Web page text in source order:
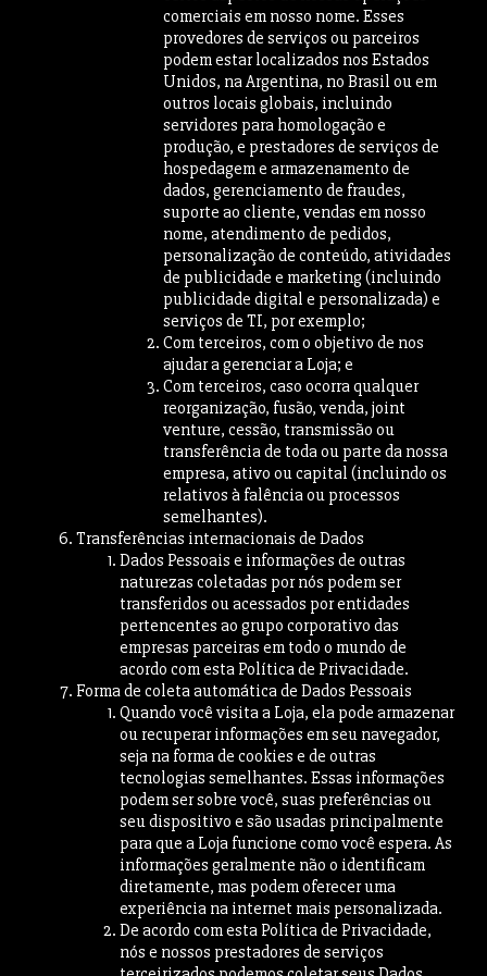
comerciais em nosso nome. Esses
provedores de serviços ou parceiros
podem estar localizados nos Estados
Unidos, na Argentina, no Brasil ou em
outros locais globais, incluindo
servidores para homologação e
produção, e prestadores de serviços de
hospedagem e armazenamento de
dados, gerenciamento de fraudes,
suporte ao cliente, vendas em nosso
nome, atendimento de pedidos,
personalização de conteúdo, atividades
de publicidade e marketing (incluindo
publicidade digital e personalizada) e
serviços de TI, por exemplo;
Com terceiros, com o objetivo de nos
ajudar a gerenciar a Loja; e
Com terceiros, caso ocorra qualquer
reorganização, fusão, venda, joint
venture, cessão, transmissão ou
transferência de toda ou parte da nossa
empresa, ativo ou capital (incluindo os
relativos à falência ou processos
semelhantes).
Transferências internacionais de Dados
Dados Pessoais e informações de outras
naturezas coletadas por nós podem ser
transferidos ou acessados por entidades
pertencentes ao grupo corporativo das
empresas parceiras em todo o mundo de
acordo com esta Política de Privacidade.
Forma de coleta automática de Dados Pessoais
Quando você visita a Loja, ela pode armazenar
ou recuperar informações em seu navegador,
seja na forma de cookies e de outras
tecnologias semelhantes. Essas informações
podem ser sobre você, suas preferências ou
seu dispositivo e são usadas principalmente
para que a Loja funcione como você espera. As
informações geralmente não o identificam
diretamente, mas podem oferecer uma
experiência na internet mais personalizada.
De acordo com esta Política de Privacidade,
nós e nossos prestadores de serviços